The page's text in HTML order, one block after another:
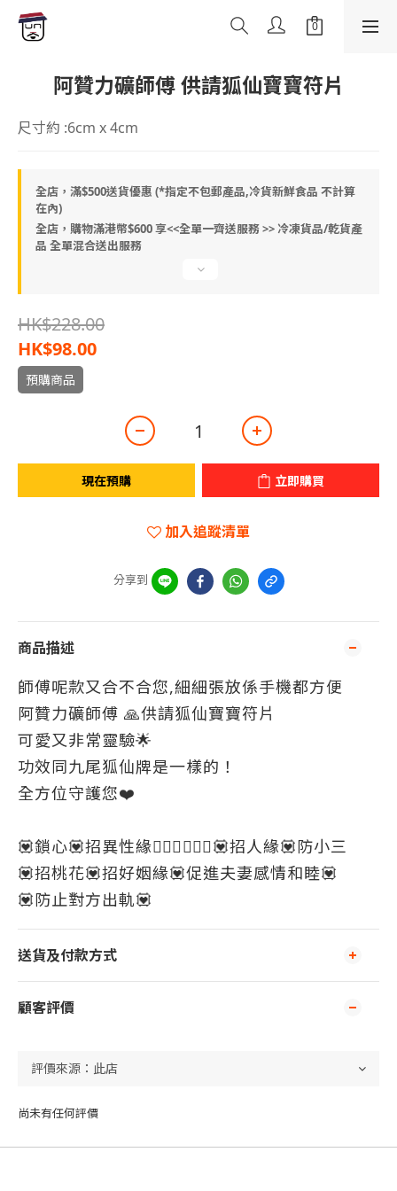
阿贊力礦師傅 供請狐仙寶寶符片
尺寸約 :6cm x 4cm
全店，滿$500送貨優惠 (*指定不包郵產品,冷貨新鮮食品 不計算
在內)
全店，購物滿港幣$600 享<<全單一齊送服務 >> 冷凍貨品/乾貨產
品 全單混合送出服務
HK$228.00
HK$98.00
預購商品
現在預購 立即購買
加入追蹤清單
分享到
商品描述
師傅呢款又合不合您,細細張放係手機都方便
阿贊力礦師傅 🙏供請狐仙寶寶符片
可愛又非常靈驗🌟
功效同九尾狐仙牌是一樣的！
全方位守護您❤️
💟鎖心💟招異性緣💁🏻‍♀️💁🏻‍♂️💟招人緣💟防小三
💟招桃花💟招好姻緣💟促進夫妻感情和睦💟
💟防止對方出軌💟
送貨及付款方式
顧客評價
尚未有任何評價